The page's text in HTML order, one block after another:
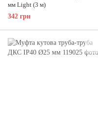
мм Light (3 м)
342 грн